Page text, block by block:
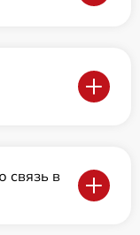
связь в